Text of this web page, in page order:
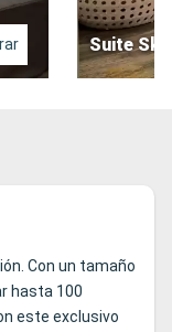
Suite
Con un tamaño
hasta 100
este exclusivo